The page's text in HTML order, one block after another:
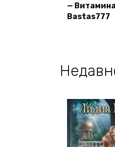
—
Bastas777